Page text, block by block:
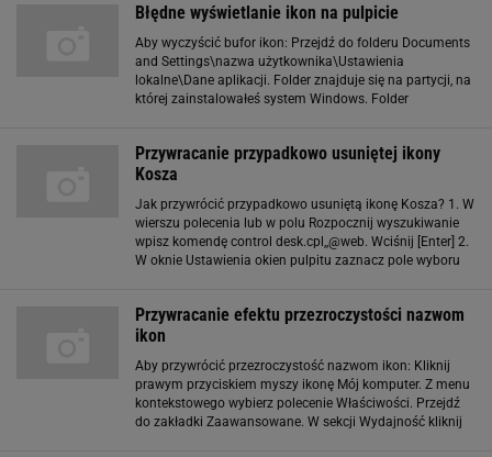
Błędne wyświetlanie ikon na pulpicie
Aby wyczyścić bufor ikon: Przejdź do folderu Documents
and Settings\nazwa użytkownika\Ustawienia
lokalne\Dane aplikacji. Folder znajduje się na partycji, na
której zainstalowałeś system Windows. Folder
Przywracanie przypadkowo usuniętej ikony
Kosza
Jak przywrócić przypadkowo usuniętą ikonę Kosza? 1. W
wierszu polecenia lub w polu Rozpocznij wyszukiwanie
wpisz komendę control desk.cpl,,@web. Wciśnij [Enter] 2.
W oknie Ustawienia okien pulpitu zaznacz pole wyboru
Przywracanie efektu przezroczystości nazwom
ikon
Aby przywrócić przezroczystość nazwom ikon: Kliknij
prawym przyciskiem myszy ikonę Mój komputer. Z menu
kontekstowego wybierz polecenie Właściwości. Przejdź
do zakładki Zaawansowane. W sekcji Wydajność kliknij